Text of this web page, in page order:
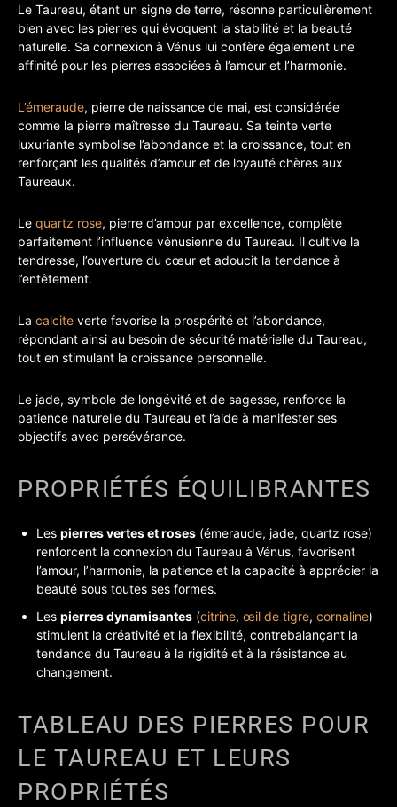
Le Taureau, étant un signe de terre, résonne particulièrement
bien avec les pierres qui évoquent la stabilité et la beauté
naturelle. Sa connexion à Vénus lui confère également une
affinité pour les pierres associées à l’amour et l’harmonie.
L’émeraude, pierre de naissance de mai, est considérée
comme la pierre maîtresse du Taureau. Sa teinte verte
luxuriante symbolise l’abondance et la croissance, tout en
renforçant les qualités d’amour et de loyauté chères aux
Taureaux.
Le quartz rose, pierre d’amour par excellence, complète
parfaitement l’influence vénusienne du Taureau. Il cultive la
tendresse, l’ouverture du cœur et adoucit la tendance à
l’entêtement.
La calcite verte favorise la prospérité et l’abondance,
répondant ainsi au besoin de sécurité matérielle du Taureau,
tout en stimulant la croissance personnelle.
Le jade, symbole de longévité et de sagesse, renforce la
patience naturelle du Taureau et l’aide à manifester ses
objectifs avec persévérance.
PROPRIÉTÉS ÉQUILIBRANTES
Les pierres vertes et roses (émeraude, jade, quartz rose)
renforcent la connexion du Taureau à Vénus, favorisent
l’amour, l’harmonie, la patience et la capacité à apprécier la
beauté sous toutes ses formes.
Les pierres dynamisantes (citrine, œil de tigre, cornaline)
stimulent la créativité et la flexibilité, contrebalançant la
tendance du Taureau à la rigidité et à la résistance au
changement.
TABLEAU DES PIERRES POUR
LE TAUREAU ET LEURS
PROPRIÉTÉS